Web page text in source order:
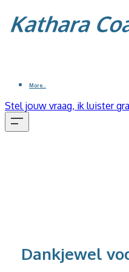
More...
Stel jouw vraag, ik luister
Dankjewel